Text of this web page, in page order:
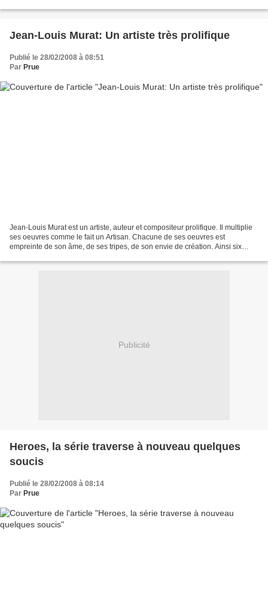
Jean-Louis Murat: Un artiste très prolifique
Publié le 28/02/2008 à 08:51
Par Prue
Jean-Louis Murat est un artiste, auteur et compositeur prolifique. Il multiplie
ses oeuvres comme le fait un Artisan. Chacune de ses oeuvres est
empreinte de son âme, de ses tripes, de son envie de création. Ainsi six
Publicité
Heroes, la série traverse à nouveau quelques
soucis
Publié le 28/02/2008 à 08:14
Par Prue